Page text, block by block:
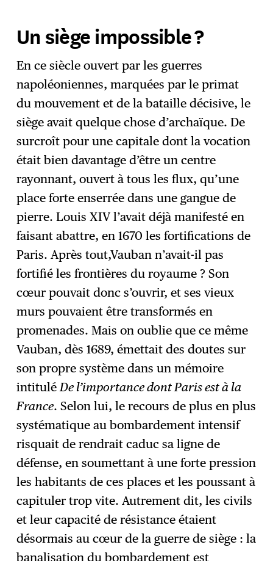
Un siège impossible ?
En ce siècle ouvert par les guerres
napoléoniennes, marquées par le primat
du mouvement et de la bataille décisive, le
siège avait quelque chose d’archaïque. De
surcroît pour une capitale dont la vocation
était bien davantage d’être un centre
rayonnant, ouvert à tous les flux, qu’une
place forte enserrée dans une gangue de
pierre. Louis XIV l’avait déjà manifesté en
faisant abattre, en 1670 les fortifications de
Paris. Après tout,Vauban n’avait-il pas
fortifié les frontières du royaume ? Son
cœur pouvait donc s’ouvrir, et ses vieux
murs pouvaient être transformés en
promenades. Mais on oublie que ce même
Vauban, dès 1689, émettait des doutes sur
son propre système dans un mémoire
intitulé De l’importance dont Paris est à la
France. Selon lui, le recours de plus en plus
systématique au bombardement intensif
risquait de rendrait caduc sa ligne de
défense, en soumettant à une forte pression
les habitants de ces places et les poussant à
capituler trop vite. Autrement dit, les civils
et leur capacité de résistance étaient
désormais au cœur de la guerre de siège : la
banalisation du bombardement est